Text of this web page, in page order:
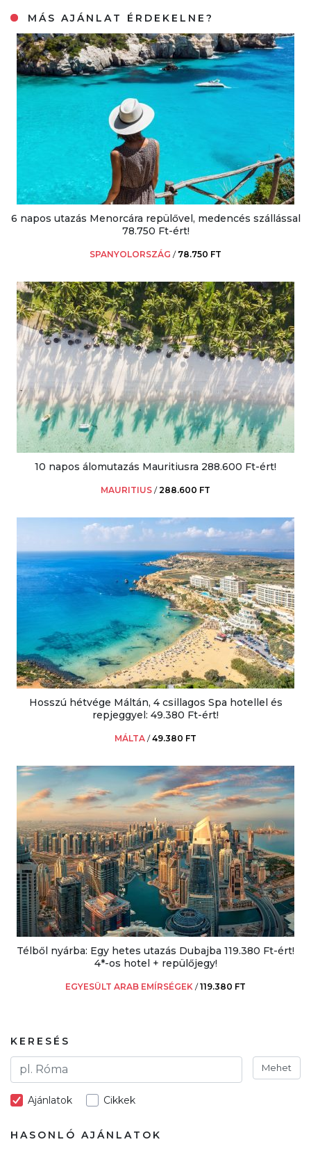
MÁS AJÁNLAT ÉRDEKELNE?
6 napos utazás Menorcára repülővel, medencés szállással
78.750 Ft-ért!
SPANYOLORSZÁG / 78.750 FT
10 napos álomutazás Mauritiusra 288.600 Ft-ért!
MAURITIUS /288.600 FT
Hosszú hétvége Máltán, 4 csillagos Spa hotellel és
repjeggyel: 49.380 Ft-ért!
MÁLTA /49.380 FT
Télből nyárba: Egy hetes utazás Dubajba 119.380 Ft-ért!
4*-os hotel + repülőjegy!
EGYESÜLT ARAB EMÍRSÉGEK /119.380 FT
KERESÉS
Mehet
Ajánlatok Cikkek
HASONLÓ AJÁNLATOK